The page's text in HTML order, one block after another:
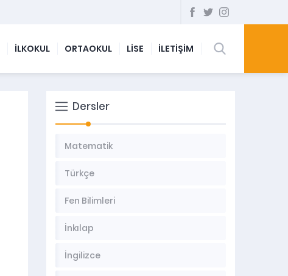
İLKOKUL ORTAOKUL LİSE İLETİŞİM
Dersler
Matematik
Türkçe
Fen Bilimleri
İnkılap
İngilizce